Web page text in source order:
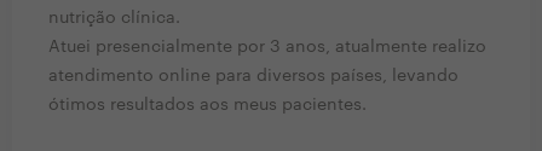
nutrição clínica.
Atuei presencialmente por 3 anos, atualmente realizo
atendimento online para diversos países, levando
ótimos resultados aos meus pacientes.